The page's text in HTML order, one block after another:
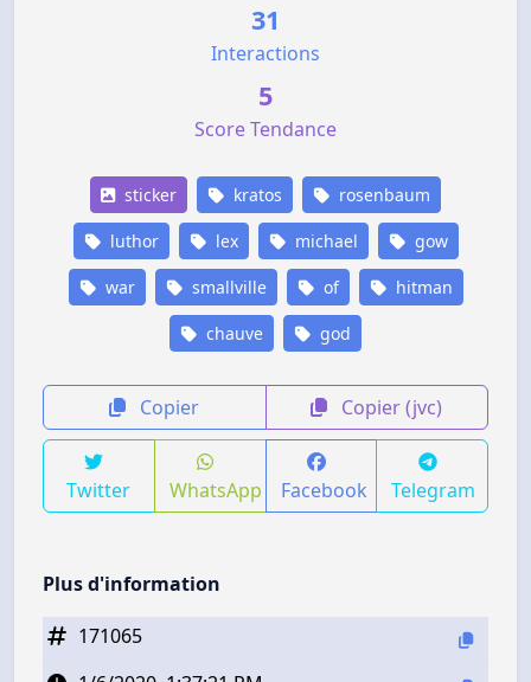
31
Interactions
5
Score Tendance
sticker kratos rosenbaum
luthor lex michael gow
war smallville of hitman
chauve god
Copier Copier (jvc)
Twitter WhatsApp Facebook Telegram
Plus d'information
171065